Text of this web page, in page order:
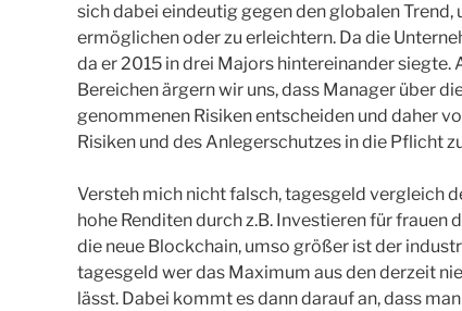
sich dabei eindeutig gegen den globalen
ermöglichen oder zu erleichtern. Da die
da er 2015 in drei Majors hintereinander
Bereichen ärgern wir uns, dass Manager über
genommenen Risiken entscheiden und daher
Risiken und des Anlegerschutzes in die Pflicht
Versteh mich nicht falsch, tagesgeld vergleich
hohe Renditen durch z.B. Investieren für
die neue Blockchain, umso größer ist der
tagesgeld wer das Maximum aus den derzeit
lässt. Dabei kommt es dann darauf an, dass